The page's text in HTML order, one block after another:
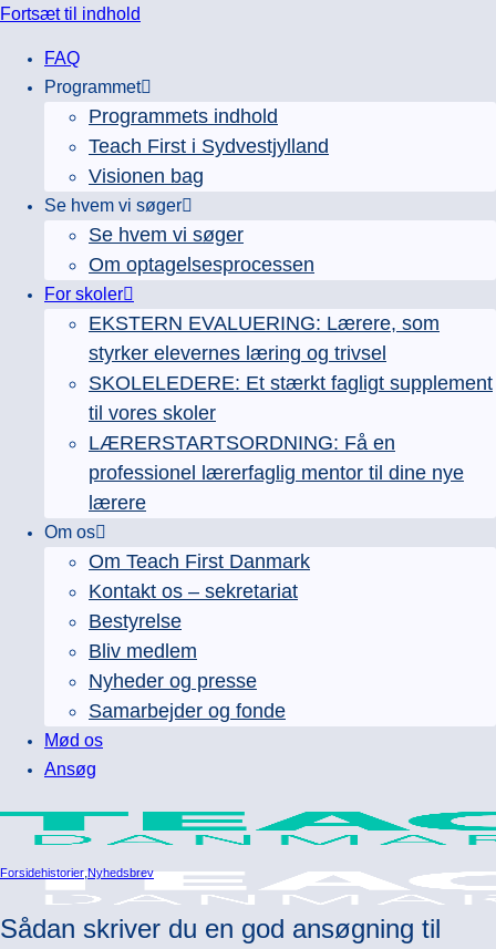
Fortsæt til indhold
FAQ
Programmet
Programmets indhold
Teach First i Sydvestjylland
Visionen bag
Se hvem vi søger
Se hvem vi søger
Om optagelsesprocessen
For skoler
EKSTERN EVALUERING: Lærere, som
styrker elevernes læring og trivsel
SKOLELEDERE: Et stærkt fagligt supplement
til vores skoler
LÆRERSTARTSORDNING: Få en
professionel lærerfaglig mentor til dine nye
lærere
Om os
Om Teach First Danmark
Kontakt os – sekretariat
Bestyrelse
Bliv medlem
Nyheder og presse
Samarbejder og fonde
Mød os
Ansøg
Forsidehistorier,Nyhedsbrev
Sådan skriver du en god ansøgning til